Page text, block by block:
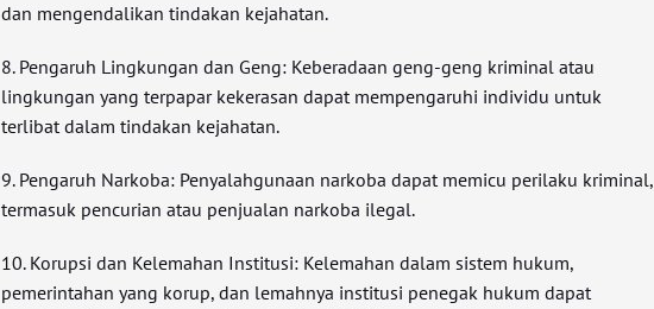
dan mengendalikan tindakan kejahatan.
8. Pengaruh Lingkungan dan Geng: Keberadaan geng-geng kriminal atau
lingkungan yang terpapar kekerasan dapat mempengaruhi individu untuk
terlibat dalam tindakan kejahatan.
9. Pengaruh Narkoba: Penyalahgunaan narkoba dapat memicu perilaku kriminal,
termasuk pencurian atau penjualan narkoba ilegal.
10. Korupsi dan Kelemahan Institusi: Kelemahan dalam sistem hukum,
pemerintahan yang korup, dan lemahnya institusi penegak hukum dapat